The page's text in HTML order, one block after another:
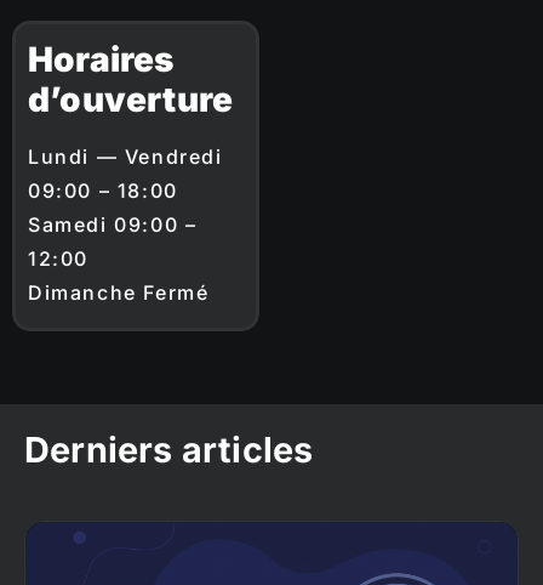
Horaires
d’ouverture
Lundi — Vendredi
09:00 – 18:00
Samedi 09:00 –
12:00
Dimanche Fermé
Derniers articles